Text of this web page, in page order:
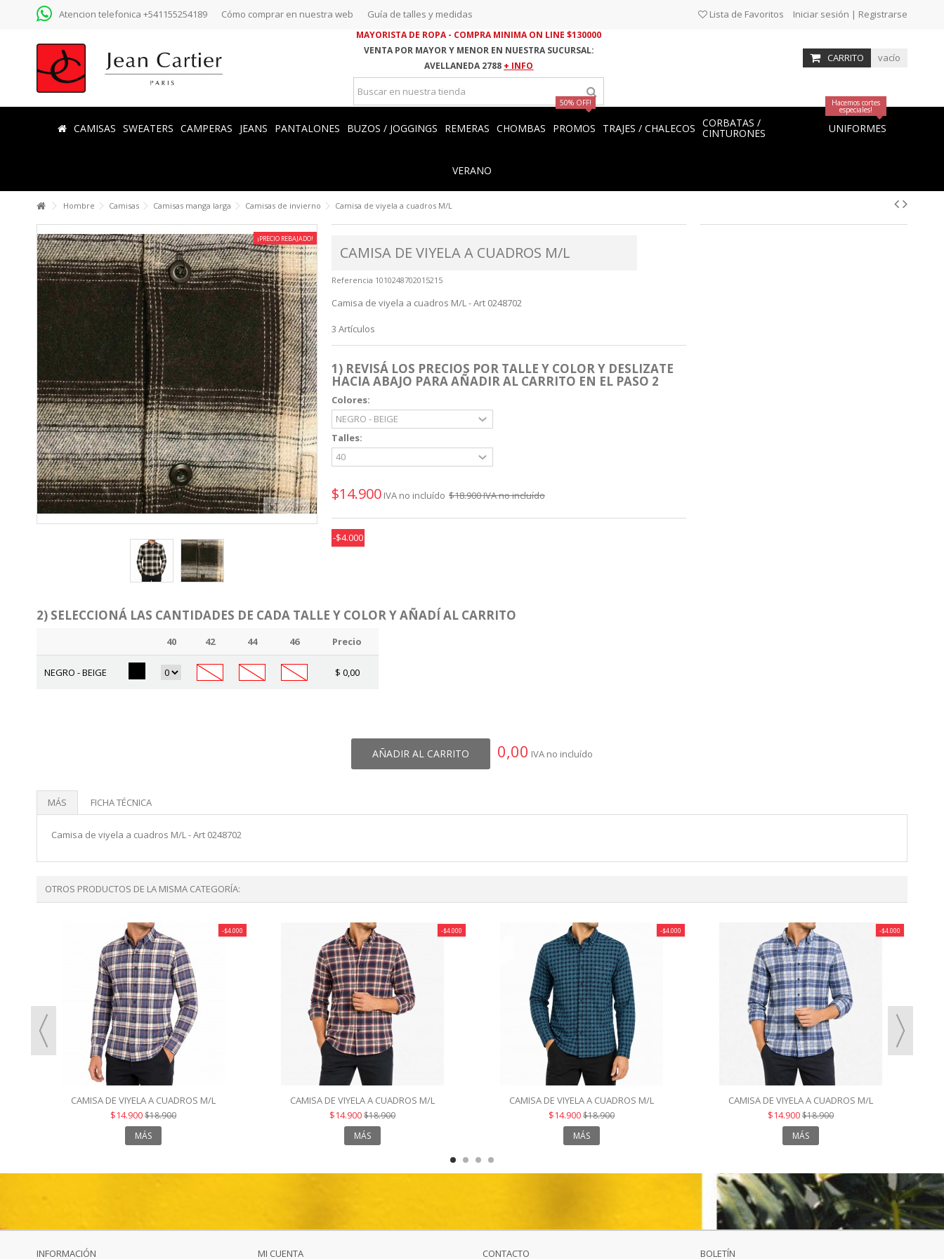
Atencion telefonica +541155254189 Cómo comprar en nuestra web Guía de talles y medidas Iniciar sesión | Registrarse
Lista de Favoritos
CARRITO vacío
MAYORISTA DE ROPA - COMPRA MINIMA ON LINE $130000
VENTA POR MAYOR Y MENOR EN NUESTRA SUCURSAL:
AVELLANEDA 2788 + INFO
CAMISAS SWEATERS CAMPERAS JEANS PANTALONES BUZOS / JOGGINGS REMERAS CHOMBAS PROMOS
50% OFF!
TRAJES / CHALECOS CORBATAS /
CINTURONES UNIFORMES
Hacemos cortes
especiales!
VERANO
Hombre Camisas Camisas manga larga Camisas de invierno Camisa de viyela a cuadros M/L
¡PRECIO REBAJADO!
Zoom
CAMISA DE VIYELA A CUADROS M/L
Referencia 1010248702015215
Camisa de viyela a cuadros M/L - Art 0248702
3 Artículos
1) REVISÁ LOS PRECIOS POR TALLE Y COLOR Y DESLIZATE
HACIA ABAJO PARA AÑADIR AL CARRITO EN EL PASO 2
Colores:
Talles:
$14.900 IVA no incluído $18.900IVA no incluído
-$4.000
2) SELECCIONÁ LAS CANTIDADES DE CADA TALLE Y COLOR Y AÑADÍ AL CARRITO
40 42 44 46 Precio
NEGRO - BEIGE $ 0,00
AÑADIR AL CARRITO 0,00 IVA no incluído
MÁS FICHA TÉCNICA
Camisa de viyela a cuadros M/L - Art 0248702
OTROS PRODUCTOS DE LA MISMA CATEGORÍA:
-$4.000
CAMISA DE VIYELA A CUADROS M/L
$14.900$18.900
MÁS
-$4.000
CAMISA DE VIYELA A CUADROS M/L
$14.900$18.900
MÁS
-$4.000
CAMISA DE VIYELA A CUADROS M/L
$14.900$18.900
MÁS
-$4.000
CAMISA DE VIYELA A CUADROS M/L
$14.900$18.900
MÁS
BOLETÍN
INFORMACIÓN MI CUENTA CONTACTO